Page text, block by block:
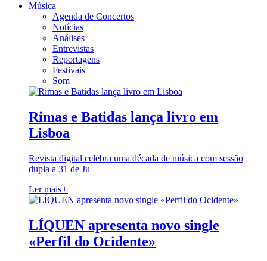
Música
Agenda de Concertos
Notícias
Análises
Entrevistas
Reportagens
Festivais
Som
Rimas e Batidas lança livro em
Lisboa
Revista digital celebra uma década de música com sessão
dupla a 31 de Ju
Ler mais+
LÍQUEN apresenta novo single
«Perfil do Ocidente»